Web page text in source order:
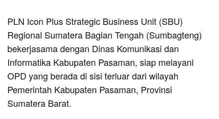
PLN Icon Plus Strategic Business Unit (SBU)
Regional Sumatera Bagian Tengah (Sumbagteng)
bekerjasama dengan Dinas Komunikasi dan
Informatika Kabupaten Pasaman, siap melayani
OPD yang berada di sisi terluar dari wilayah
Pemerintah Kabupaten Pasaman, Provinsi
Sumatera Barat.